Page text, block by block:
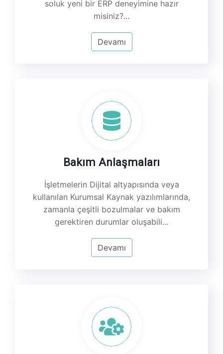
soluk yeni bir ERP deneyimine hazır
misiniz?...
Devamı
Bakım Anlaşmaları
İşletmelerin Dijital altyapısında veya
kullanılan Kurumsal Kaynak yazılımlarında,
zamanla çeşitli bozulmalar ve bakım
gerektiren durumlar oluşabili...
Devamı